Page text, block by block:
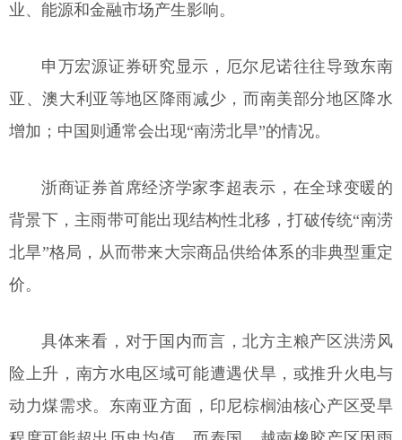
业、能源和金融市场产生影响。
申万宏源证券研究显示，厄尔尼诺往往导致东南
亚、澳大利亚等地区降雨减少，而南美部分地区降水
增加；中国则通常会出现“南涝北旱”的情况。
浙商证券首席经济学家李超表示，在全球变暖的
背景下，主雨带可能出现结构性北移，打破传统“南涝
北旱”格局，从而带来大宗商品供给体系的非典型重定
价。
具体来看，对于国内而言，北方主粮产区洪涝风
险上升，南方水电区域可能遭遇伏旱，或推升火电与
动力煤需求。东南亚方面，印尼棕榈油核心产区受旱